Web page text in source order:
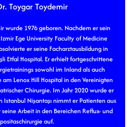
Toygar Toydemir
wurde 1976 geboren. Nachdem er sein
Ege University Faculty of Medicine
er seine Facharztausbildung in
Etfal Hospital. Er erhielt fortgeschrittene
sowohl im Inland als auch
Lenox Hill Hospital in den Vereinigten
Chirurgie. Im Jahr 2020 wurde er
Istanbul Nişantaşı nimmt er Patienten aus
Arbeit in den Bereichen Reflux- und
auf.